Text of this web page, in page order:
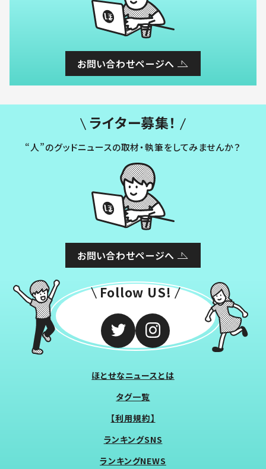
お問い合わせページへ
ライター募集！
“人”のグッドニュースの取材・執筆をしてみませんか？
お問い合わせページへ
Follow US!
ほとせなニュースとは
タグ一覧
【利用規約】
ランキングSNS
ランキングNEWS